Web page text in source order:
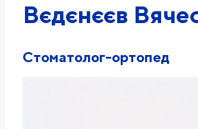
Вєдєнєєв
Стоматолог-ортопед